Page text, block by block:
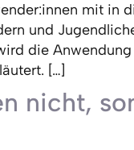
mit in
und
die Anwendung
[…]
nicht,